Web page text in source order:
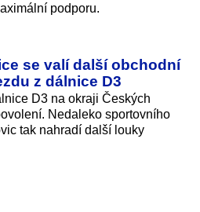
podporu.
se valí další obchodní
z dálnice D3
D3 na okraji Českých
Nedaleko sportovního
tak nahradí další louky